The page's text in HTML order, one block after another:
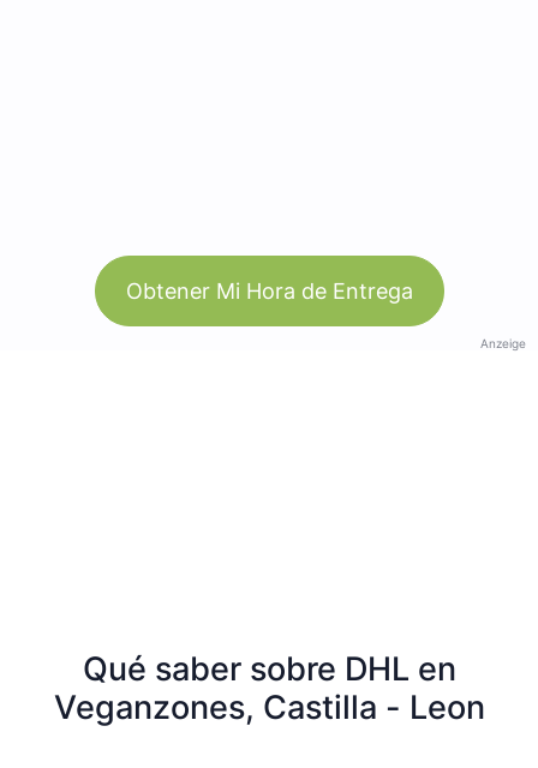
Obtener Mi Hora de Entrega
Anzeige
Qué saber sobre DHL en
Veganzones, Castilla - Leon